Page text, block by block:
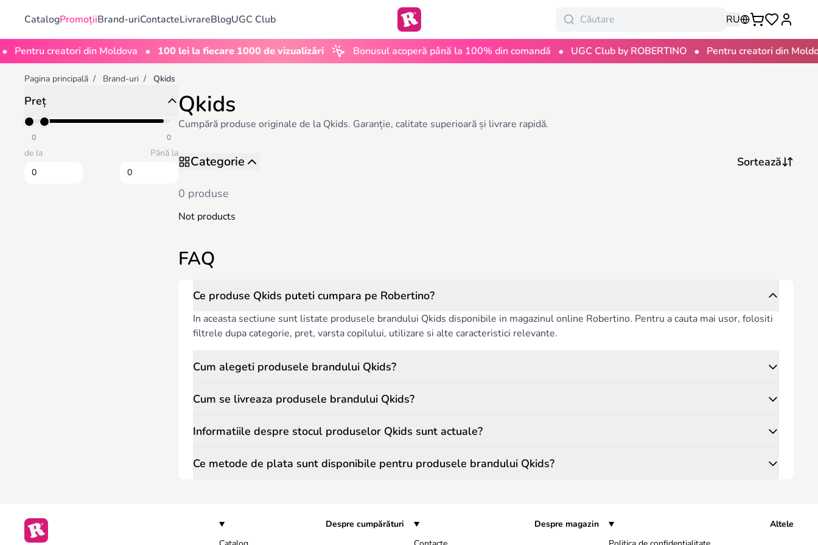
CatalogPromoțiiBrand-uriContacteLivrareBlogUGC Club RU
Pentru creatori din Moldova • 100 lei la fiecare 1000 de vizualizări Bonusul acoperă până la 100% din comandă • UGC Club by ROBERTINO • Pentru creatori din
Pagina principală / Brand-uri / Qkids
Preț
0 0
de la Până la
Qkids
Cumpără produse originale de la Qkids. Garanție, calitate superioară și livrare rapidă.
Categorie
0 produse
Not products
FAQ
Ce produse Qkids puteti cumpara pe Robertino?
In aceasta sectiune sunt listate produsele brandului Qkids disponibile in magazinul online Robertino. Pentru a cauta mai usor, folositi
filtrele dupa categorie, pret, varsta copilului, utilizare si alte caracteristici relevante.
Cum alegeti produsele brandului Qkids?
Cum se livreaza produsele brandului Qkids?
Informatiile despre stocul produselor Qkids sunt actuale?
Ce metode de plata sunt disponibile pentru produsele brandului Qkids?
Despre cumpărături
Despre magazin
Altele